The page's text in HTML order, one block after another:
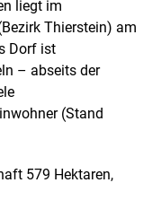
liegt im
Thierstein) am
Dorf ist
– abseits der
(Stand
579 Hektaren,